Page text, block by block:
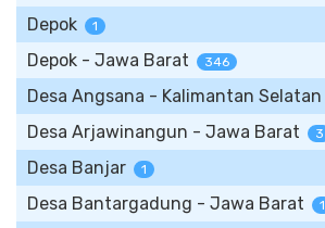
Depok 1
Depok - Jawa Barat 346
Desa Angsana - Kalimantan Selatan
Desa Arjawinangun - Jawa Barat 3
Desa Banjar 1
Desa Bantargadung - Jawa Barat 1